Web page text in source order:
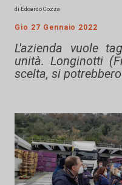
di Edoardo Cozza
Gio 27 Gennaio 2022
L'azienda vuole
unità. Longinotti
scelta, si